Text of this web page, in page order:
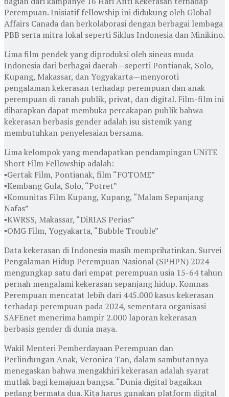
Perempuan. Inisiatif fellowship ini didukung oleh Global
Affairs Canada dan berkolaborasi dengan berbagai lembaga
PBB serta mitra lokal seperti Siklus Indonesia dan Minikino.
Lima film pendek yang diproduksi oleh sineas muda
Indonesia dari berbagai daerah—seperti Pontianak, Solo,
Kupang, Makassar, dan Yogyakarta—menyoroti
pengalaman kekerasan terhadap perempuan dan anak
perempuan di ranah publik, privat, dan digital. Film-film ini
diharapkan dapat membuka percakapan publik bahwa
kekerasan berbasis gender adalah isu sistemik yang
membutuhkan penyelesaian bersama.
Lima kelompok yang mendapatkan pendampingan UNiTE
Short Film Fellowship adalah:
▪Gertak Film, Pontianak, film “FOTOME”
▪Kembang Gula, Solo, “Potret”
▪Komunitas Film Kupang, Kupang, “Malam Sepanjang
Nafas”
▪KWRSS, Makassar, “DiRIAS Perias”
▪OMG Film, Yogyakarta, “Bubble Trouble”
Data kekerasan di Indonesia masih memprihatinkan. Survei
Pengalaman Hidup Perempuan Nasional (SPHPN) 2024
mengungkap satu dari empat perempuan usia 15-64 tahun
pernah mengalami kekerasan sepanjang hidup. Komnas
Perempuan mencatat lebih dari 445.000 kasus kekerasan
terhadap perempuan pada 2024, sementara organisasi
SAFEnet menerima hampir 2.000 laporan kekerasan
berbasis gender di dunia maya.
Wakil Menteri Pemberdayaan Perempuan dan
Perlindungan Anak, Veronica Tan, dalam sambutannya
menegaskan bahwa mengakhiri kekerasan adalah syarat
mutlak bagi kemajuan bangsa. “Dunia digital bagaikan
pedang bermata dua. Kita harus gunakan platform digital